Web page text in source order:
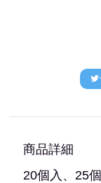
商品詳細
20個入、25